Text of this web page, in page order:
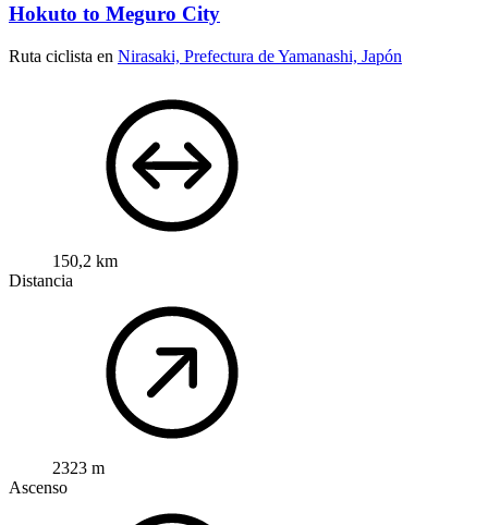
Hokuto to Meguro City
Ruta ciclista en Nirasaki, Prefectura de Yamanashi, Japón
150,2 km
Distancia
2323 m
Ascenso